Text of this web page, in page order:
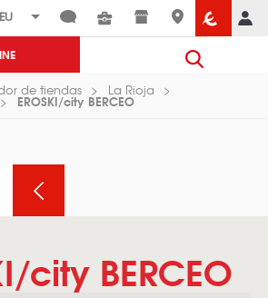
de tiendas La Rioja
EROSKI/city BERCEO
city BERCEO